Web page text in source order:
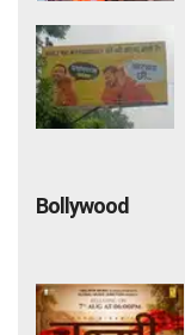
Bollywood